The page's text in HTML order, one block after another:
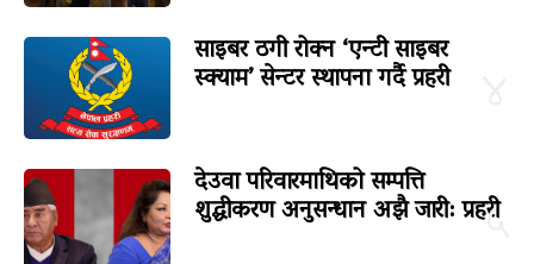
साइबर ठगी रोक्न ‘एन्टी साइबर
स्क्याम’ सेन्टर स्थापना गर्दै प्रहरी
५
देउवा परिवारमाथिको सम्पत्ति
शुद्धीकरण अनुसन्धान अझै जारी: प्रहरी